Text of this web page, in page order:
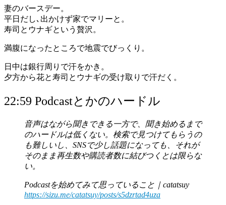
妻のバースデー。
平日だし､出かけず家でマリーと。
寿司とウナギという贅沢。
満腹になったところで地震でびっくり。
日中は銀行周りで汗をかき。
夕方から花と寿司とウナギの受け取りで汗だく。
22:59 Podcastとかのハードル
音声はながら聞きできる一方で、聞き始めるまで
のハードルは低くない。検索で見つけてもらうの
も難しいし、SNSで少し話題になっても、それが
そのまま再生数や購読者数に結びつくとは限らな
い。
Podcastを始めてみて思っていること｜catatsuy
https://sizu.me/catatsuy/posts/s5dzrtad4uza